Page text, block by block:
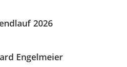
2026
Engelmeier